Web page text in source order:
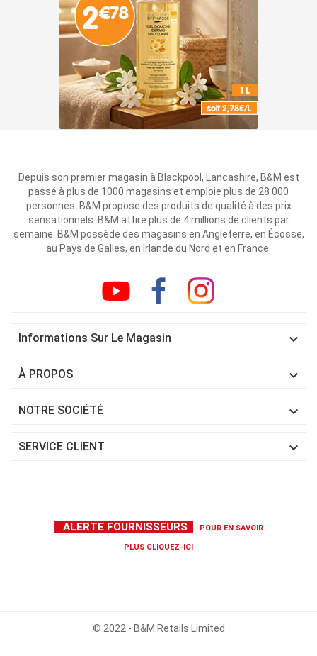
Depuis son premier magasin à Blackpool, Lancashire, B&M est
passé à plus de 1000 magasins et emploie plus de 28 000
personnes. B&M propose des produits de qualité à des prix
sensationnels. B&M attire plus de 4 millions de clients par
semaine. B&M possède des magasins en Angleterre, en Écosse,
au Pays de Galles, en Irlande du Nord et en France.
Informations Sur Le Magasin 
À PROPOS 
NOTRE SOCIÉTÉ 
SERVICE CLIENT 
ALERTE FOURNISSEURS POUR EN SAVOIR
PLUS CLIQUEZ-ICI
© 2022 - B&M Retails Limited